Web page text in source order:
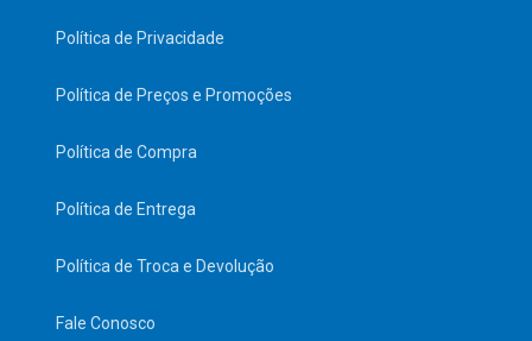
Política de Privacidade
Política de Preços e Promoções
Política de Compra
Política de Entrega
Política de Troca e Devolução
Fale Conosco